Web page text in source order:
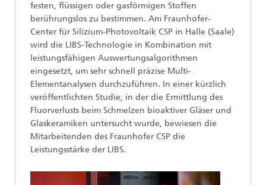
festen, flüssigen oder gasförmigen Stoffen
berührungslos zu bestimmen. Am Fraunhofer-
Center für Silizium-Photovoltaik CSP in Halle (Saale)
wird die LIBS-Technologie in Kombination mit
leistungsfähigen Auswertungsalgorithmen
eingesetzt, um sehr schnell präzise Multi-
Elementanalysen durchzuführen. In einer kürzlich
veröffentlichten Studie, in der die Ermittlung des
Fluorverlusts beim Schmelzen bioaktiver Gläser und
Glaskeramiken untersucht wurde, bewiesen die
Mitarbeitenden des Fraunhofer CSP die
Leistungsstärke der LIBS.